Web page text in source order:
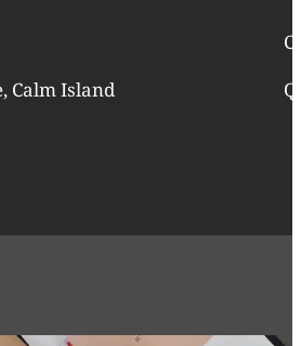
Calm Island